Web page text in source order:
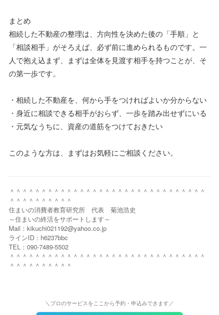
まとめ
相続した不動産の整理は、方向性を決めた後の「手順」と
「相談相手」がそろえば、必ず前に進められるものです。一
人で抱え込まず、まずは全体を見渡す相手を持つことが、そ
の第一歩です。
・相続した不動産を、何から手をつければよいか分からない
・身近に相談できる相手がおらず、一歩を踏み出せずにいる
・元気なうちに、資産の道筋をつけておきたい
このような方は、まずはお気軽にご相談ください。
＾＾＾＾＾＾＾＾＾＾＾＾＾＾＾＾＾＾＾＾＾＾＾＾＾＾＾＾＾＾＾
＾＾＾＾＾＾＾＾＾＾
住まいの消費者教育研究所 代表 菊池浩史
～住まいの終活をサポートします～
Mail：kikuchi021192@yahoo.co.jp
ラインID：h6237bbc
TEL：090-7489-5502
＾＾＾＾＾＾＾＾＾＾＾＾＾＾＾＾＾＾＾＾＾＾＾＾＾＾＾＾＾＾＾
＾＾＾＾＾＾＾＾＾＾
＼プロのサービスをここから予約・申込みできます／